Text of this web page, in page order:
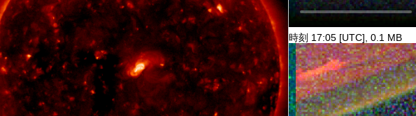
時刻 17:05 [UTC], 0.1 MB